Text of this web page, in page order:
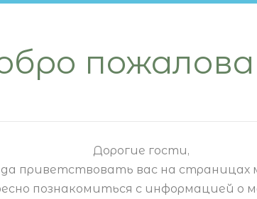
Дорогие гости,
приветствовать вас на страницах
познакомиться с информацией о